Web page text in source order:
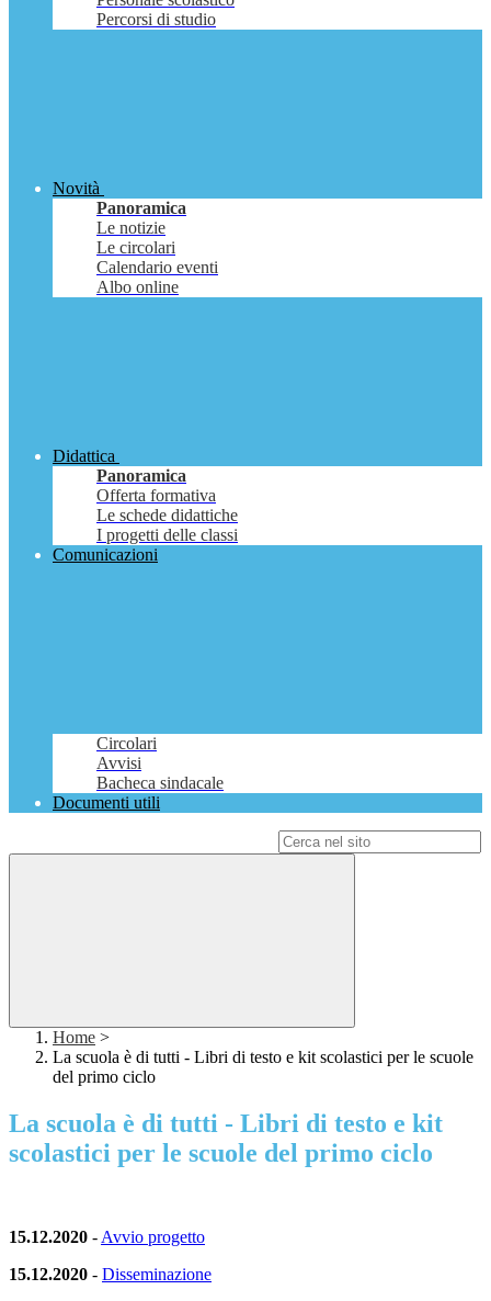
Percorsi di studio
Novità
Panoramica
Le notizie
Le circolari
Calendario eventi
Albo online
Didattica
Panoramica
Offerta formativa
Le schede didattiche
I progetti delle classi
Comunicazioni
Circolari
Avvisi
Bacheca sindacale
Documenti utili
Home >
La scuola è di tutti - Libri di testo e kit scolastici per le scuole
del primo ciclo
La scuola è di tutti - Libri di testo e kit
scolastici per le scuole del primo ciclo
15.12.2020 - Avvio progetto
15.12.2020 - Disseminazione